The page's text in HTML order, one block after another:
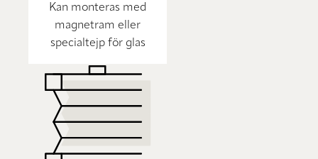
Kan monteras med
magnetram eller
specialtejp för glas